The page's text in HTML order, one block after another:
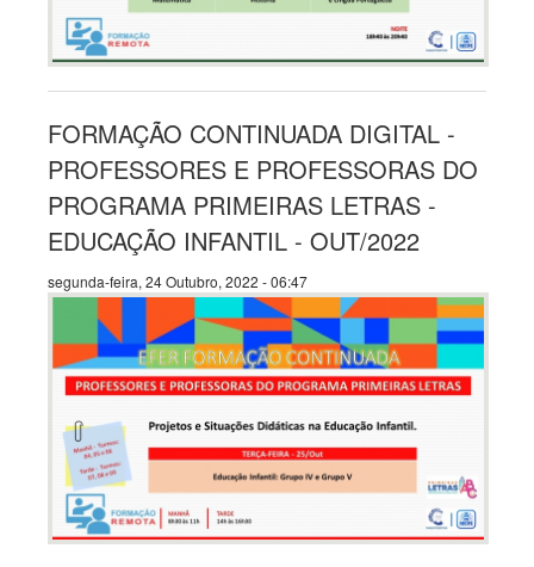
FORMAÇÃO CONTINUADA DIGITAL -
PROFESSORES E PROFESSORAS DO
PROGRAMA PRIMEIRAS LETRAS -
EDUCAÇÃO INFANTIL - OUT/2022
segunda-feira, 24 Outubro, 2022 - 06:47